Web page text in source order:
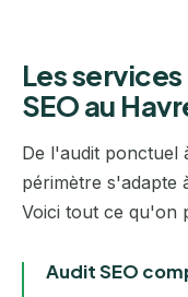
Les
SEO au
De l'audit ponctuel
périmètre s'adapte
Voici tout ce qu'on
Audit SEO